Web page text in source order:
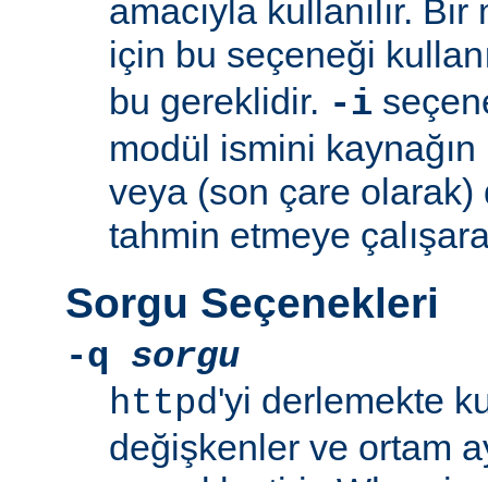
amacıyla kullanılır.
için bu seçeneği
bu gereklidir. -i
modül ismini
veya (son çare
tahmin etmeye
Sorgu Seçenekleri
-q
sorgu
httpd'yi derlemekte
değişkenler ve ortam